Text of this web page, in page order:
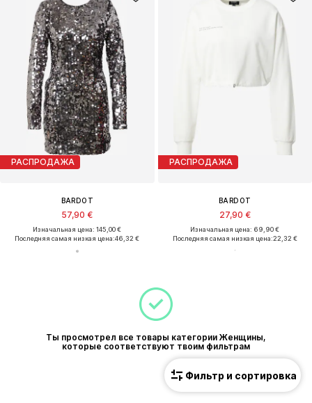
РАСПРОДАЖА
BARDOT
57,90 €
Изначальная цена: 145,00 €
Последняя самая низкая цена:46,32 €
РАСПРОДАЖА
BARDOT
27,90 €
Изначальная цена: 69,90 €
Последняя самая низкая цена:22,32 €
Ты просмотрел все товары категории Женщины,
которые соответствуют твоим фильтрам
Фильтр и сортировка